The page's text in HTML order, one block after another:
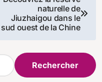
naturelle de
Jiuzhaigou dans le
sud ouest de la Chine